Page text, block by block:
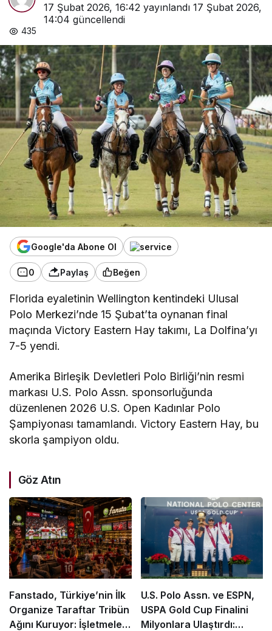
17 Şubat 2026, 16:42 yayınlandı 17 Şubat 2026,
14:04 güncellendi
435
Google'da Abone Ol
0 Paylaş Beğen
Florida eyaletinin Wellington kentindeki Ulusal
Polo Merkezi’nde 15 Şubat’ta oynanan final
maçında Victory Eastern Hay takımı, La Dolfina’yı
7-5 yendi.
Amerika Birleşik Devletleri Polo Birliği’nin resmi
markası U.S. Polo Assn. sponsorluğunda
düzenlenen 2026 U.S. Open Kadınlar Polo
Şampiyonası tamamlandı. Victory Eastern Hay, bu
skorla şampiyon oldu.
Göz Atın
Fanstado, Türkiye’nin İlk
Organize Taraftar Tribün
Ağını Kuruyor: İşletmeler
U.S. Polo Assn. ve ESPN,
USPA Gold Cup Finalini
Milyonlara Ulaştırdı: